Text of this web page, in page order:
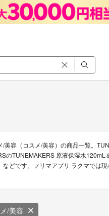
美容（コスメ/美容）の商品一覧。
TUNEMAKERS 原液保湿水120mL
どです。フリマアプリ ラクマでは
/美容